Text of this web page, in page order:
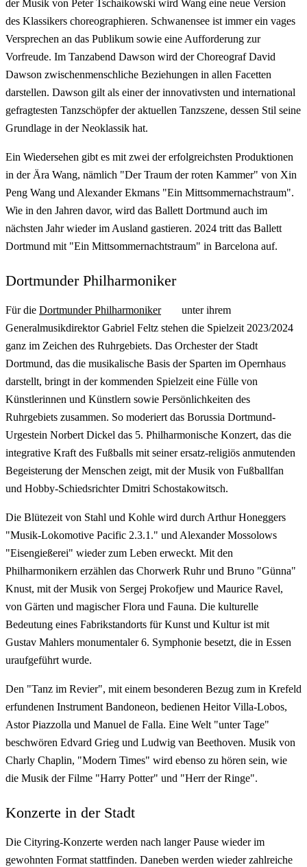
der Musik von Peter Tschaikowski wird Wang eine neue Version
des Klassikers choreographieren. Schwanensee ist immer ein vages
Versprechen an das Publikum sowie eine Aufforderung zur
Vorfreude. Im Tanzabend Dawson wird der Choreograf David
Dawson zwischenmenschliche Beziehungen in allen Facetten
darstellen. Dawson gilt als einer der innovativsten und international
gefragtesten Tanzschöpfer der aktuellen Tanzszene, dessen Stil seine
Grundlage in der Neoklassik hat.
Ein Wiedersehen gibt es mit zwei der erfolgreichsten Produktionen
in der Ära Wang, nämlich "Der Traum der roten Kammer" von Xin
Peng Wang und Alexander Ekmans "Ein Mittsommernachstraum".
Wie in den Jahren davor, wird das Ballett Dortmund auch im
nächsten Jahr wieder im Ausland gastieren. 2024 tritt das Ballett
Dortmund mit "Ein Mittsommernachtstraum" in Barcelona auf.
Dortmunder Philharmoniker
Für die Dortmunder Philharmoniker
unter ihrem
Generalmusikdirektor Gabriel Feltz stehen die Spielzeit 2023/2024
ganz im Zeichen des Ruhrgebiets. Das Orchester der Stadt
Dortmund, das die musikalische Basis der Sparten im Opernhaus
darstellt, bringt in der kommenden Spielzeit eine Fülle von
Künstlerinnen und Künstlern sowie Persönlichkeiten des
Ruhrgebiets zusammen. So moderiert das Borussia Dortmund-
Urgestein Norbert Dickel das 5. Philharmonische Konzert, das die
integrative Kraft des Fußballs mit seiner ersatz-religiös anmutenden
Begeisterung der Menschen zeigt, mit der Musik von Fußballfan
und Hobby-Schiedsrichter Dmitri Schostakowitsch.
Die Blütezeit von Stahl und Kohle wird durch Arthur Honeggers
"Musik-Lokomotive Pacific 2.3.1." und Alexander Mossolows
"Eisengießerei" wieder zum Leben erweckt. Mit den
Philharmonikern erzählen das Chorwerk Ruhr und Bruno "Günna"
Knust, mit der Musik von Sergej Prokofjew und Maurice Ravel,
von Gärten und magischer Flora und Fauna. Die kulturelle
Bedeutung eines Fabrikstandorts für Kunst und Kultur ist mit
Gustav Mahlers monumentaler 6. Symphonie besetzt, die in Essen
uraufgeführt wurde.
Den "Tanz im Revier", mit einem besonderen Bezug zum in Krefeld
erfundenen Instrument Bandoneon, bedienen Heitor Villa-Lobos,
Astor Piazzolla und Manuel de Falla. Eine Welt "unter Tage"
beschwören Edvard Grieg und Ludwig van Beethoven. Musik von
Charly Chaplin, "Modern Times" wird ebenso zu hören sein, wie
die Musik der Filme "Harry Potter" und "Herr der Ringe".
Konzerte in der Stadt
Die Cityring-Konzerte werden nach langer Pause wieder im
gewohnten Format stattfinden. Daneben werden wieder zahlreiche